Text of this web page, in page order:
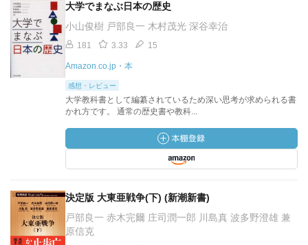
大学でまなぶ日本の歴史
小山俊樹 戸部良一 木村茂光 深谷幸治
181 3.33 15
Amazon.co.jp・本
感想・レビュー
大学教科書として編纂されているため深い思考が求められる書
かれ方です。 通常の歴史書や教科...
決定版 大東亜戦争(下) (新潮新書)
戸部良一 赤木完爾 庄司潤一郎 川島真 波多野澄雄 兼
原信克